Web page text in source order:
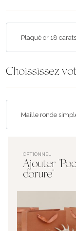
Choississez
OPTIONNEL
Ajouter
dorure"